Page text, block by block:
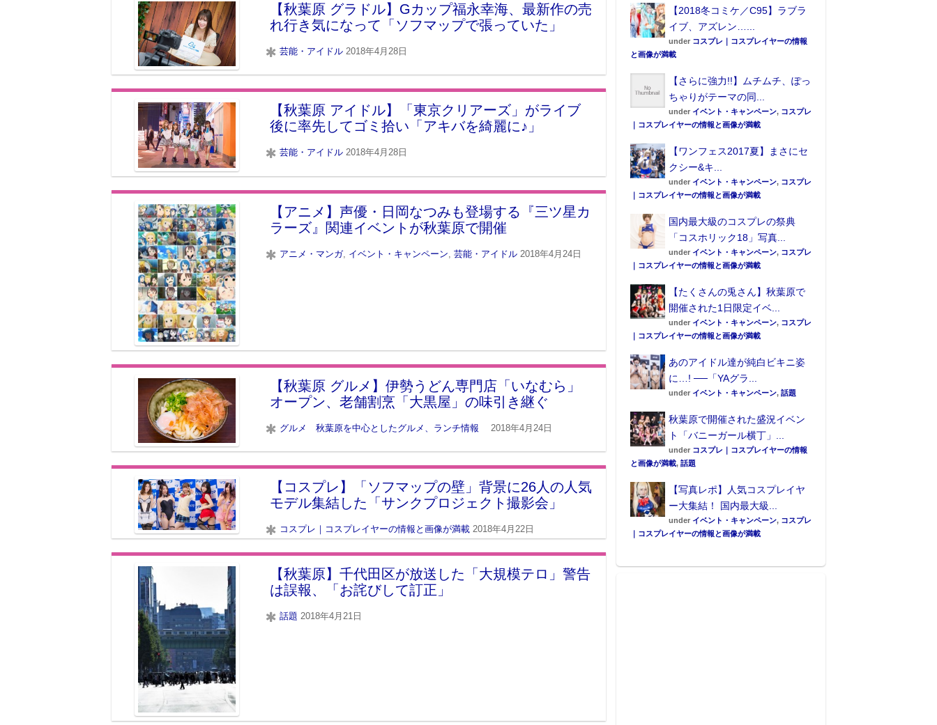
【秋葉原 グラドル】Gカップ福永幸海、最新作の売
れ行き気になって「ソフマップで張っていた」
芸能・アイドル 2018年4月28日
【秋葉原 アイドル】「東京クリアーズ」がライブ
後に率先してゴミ拾い「アキバを綺麗に♪」
芸能・アイドル 2018年4月28日
【アニメ】声優・日岡なつみも登場する『三ツ星カ
ラーズ』関連イベントが秋葉原で開催
アニメ・マンガ, イベント・キャンペーン 芸能・アイドル 2018年4月24日
【秋葉原 グルメ】伊勢うどん専門店「いなむら」
オープン、老舗割烹「大黒屋」の味引き継ぐ
グルメ 秋葉原を中心としたグルメ、ランチ情報 2018年4月24日
【コスプレ】「ソフマップの壁」背景に26人の人気
モデル集結した「サンクプロジェクト撮影会」
コスプレ｜コスプレイヤーの情報と画像が満載 2018年4月22日
【秋葉原】千代田区が放送した「大規模テロ」警告
は誤報、「お詫びして訂正」
話題 2018年4月21日
【2018冬コミケ／C95】ラブラ
イブ、アズレン…...
under コスプレ｜コスプレイヤーの情報
と画像が満載
【さらに強力!!】ムチムチ、ぽっ
ちゃりがテーマの同...
under イベント・キャンペーン, コスプレ
｜コスプレイヤーの情報と画像が満載
【ワンフェス2017夏】まさにセ
クシー&キ...
under イベント・キャンペーン, コスプレ
｜コスプレイヤーの情報と画像が満載
国内最大級のコスプレの祭典
「コスホリック18」写真...
under イベント・キャンペーン, コスプレ
｜コスプレイヤーの情報と画像が満載
【たくさんの兎さん】秋葉原で
開催された1日限定イベ...
under イベント・キャンペーン, コスプレ
｜コスプレイヤーの情報と画像が満載
あのアイドル達が純白ビキニ姿
に…! ──「YAグラ...
under イベント・キャンペーン, 話題
秋葉原で開催された盛況イベン
ト「バニーガール横丁」...
under コスプレ｜コスプレイヤーの情報
と画像が満載, 話題
【写真レポ】人気コスプレイヤ
ー大集結！ 国内最大級...
under イベント・キャンペーン, コスプレ
｜コスプレイヤーの情報と画像が満載